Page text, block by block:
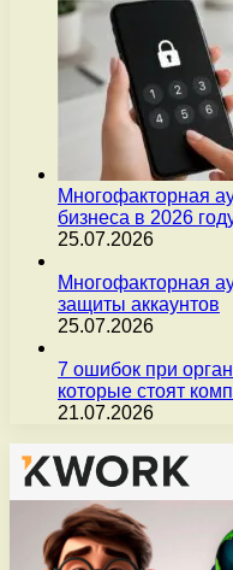
Многофакторная
бизнеса в 2026
25.07.2026
Многофакторная
защиты аккаунтов
25.07.2026
7 ошибок при
которые стоят
21.07.2026